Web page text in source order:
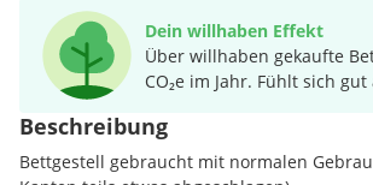
Dein willhaben Effekt
Über willhaben gekaufte
CO₂e im Jahr. Fühlt sich
Beschreibung
Bettgestell gebraucht mit normalen